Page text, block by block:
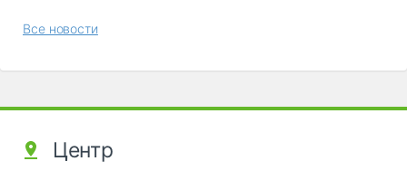
Все новости
Центр